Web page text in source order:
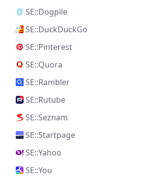
SE::Dogpile
SE::DuckDuckGo
SE::Pinterest
SE::Quora
SE::Rambler
SE::Rutube
SE::Seznam
SE::Startpage
SE::Yahoo
SE::You